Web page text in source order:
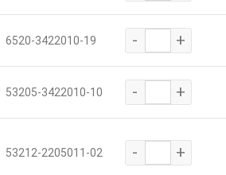
6520-3422010-19 - +
53205-3422010-10 - +
53212-2205011-02 - +